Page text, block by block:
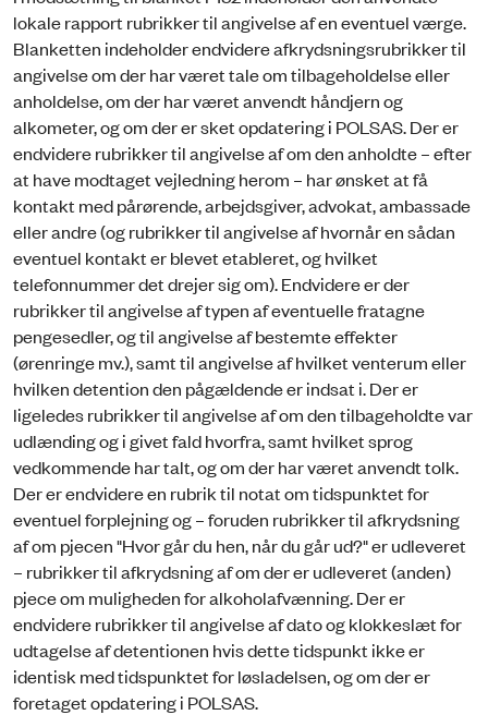
lokale rapport rubrikker til angivelse af en eventuel værge.
Blanketten indeholder endvidere afkrydsningsrubrikker til
angivelse om der har været tale om tilbageholdelse eller
anholdelse, om der har været anvendt håndjern og
alkometer, og om der er sket opdatering i POLSAS. Der er
endvidere rubrikker til angivelse af om den anholdte – efter
at have modtaget vejledning herom – har ønsket at få
kontakt med pårørende, arbejdsgiver, advokat, ambassade
eller andre (og rubrikker til angivelse af hvornår en sådan
eventuel kontakt er blevet etableret, og hvilket
telefonnummer det drejer sig om). Endvidere er der
rubrikker til angivelse af typen af eventuelle fratagne
pengesedler, og til angivelse af bestemte effekter
(ørenringe mv.), samt til angivelse af hvilket venterum eller
hvilken detention den pågældende er indsat i. Der er
ligeledes rubrikker til angivelse af om den tilbageholdte var
udlænding og i givet fald hvorfra, samt hvilket sprog
vedkommende har talt, og om der har været anvendt tolk.
Der er endvidere en rubrik til notat om tidspunktet for
eventuel forplejning og – foruden rubrikker til afkrydsning
af om pjecen "Hvor går du hen, når du går ud?" er udleveret
– rubrikker til afkrydsning af om der er udleveret (anden)
pjece om muligheden for alkoholafvænning. Der er
endvidere rubrikker til angivelse af dato og klokkeslæt for
udtagelse af detentionen hvis dette tidspunkt ikke er
identisk med tidspunktet for løsladelsen, og om der er
foretaget opdatering i POLSAS.